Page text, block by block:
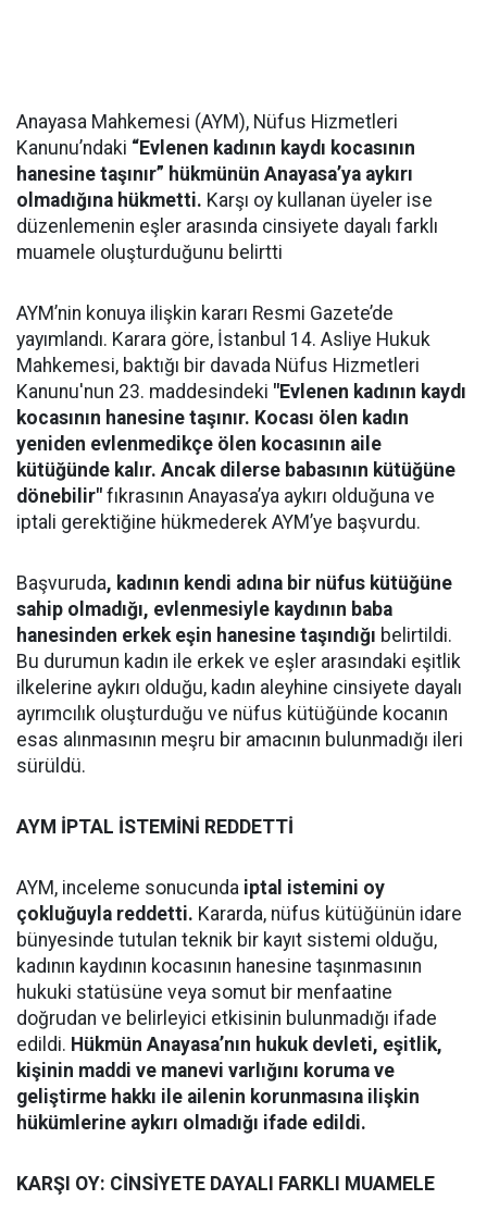
Anayasa Mahkemesi (AYM), Nüfus Hizmetleri
Kanunu’ndaki “Evlenen kadının kaydı kocasının
hanesine taşınır” hükmünün Anayasa’ya aykırı
olmadığına hükmetti. Karşı oy kullanan üyeler ise
düzenlemenin eşler arasında cinsiyete dayalı farklı
muamele oluşturduğunu belirtti
AYM’nin konuya ilişkin kararı Resmi Gazete’de
yayımlandı. Karara göre, İstanbul 14. Asliye Hukuk
Mahkemesi, baktığı bir davada Nüfus Hizmetleri
Kanunu'nun 23. maddesindeki "Evlenen kadının kaydı
kocasının hanesine taşınır. Kocası ölen kadın
yeniden evlenmedikçe ölen kocasının aile
kütüğünde kalır. Ancak dilerse babasının kütüğüne
dönebilir" fıkrasının Anayasa’ya aykırı olduğuna ve
iptali gerektiğine hükmederek AYM’ye başvurdu.
Başvuruda, kadının kendi adına bir nüfus kütüğüne
sahip olmadığı, evlenmesiyle kaydının baba
hanesinden erkek eşin hanesine taşındığı belirtildi.
Bu durumun kadın ile erkek ve eşler arasındaki eşitlik
ilkelerine aykırı olduğu, kadın aleyhine cinsiyete dayalı
ayrımcılık oluşturduğu ve nüfus kütüğünde kocanın
esas alınmasının meşru bir amacının bulunmadığı ileri
sürüldü.
AYM İPTAL İSTEMİNİ REDDETTİ
AYM, inceleme sonucunda iptal istemini oy
çokluğuyla reddetti. Kararda, nüfus kütüğünün idare
bünyesinde tutulan teknik bir kayıt sistemi olduğu,
kadının kaydının kocasının hanesine taşınmasının
hukuki statüsüne veya somut bir menfaatine
doğrudan ve belirleyici etkisinin bulunmadığı ifade
edildi. Hükmün Anayasa’nın hukuk devleti, eşitlik,
kişinin maddi ve manevi varlığını koruma ve
geliştirme hakkı ile ailenin korunmasına ilişkin
hükümlerine aykırı olmadığı ifade edildi.
KARŞI OY: CİNSİYETE DAYALI FARKLI MUAMELE